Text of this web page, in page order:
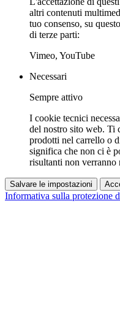
altri contenuti
tuo consenso, su
di terze parti:
Vimeo, YouTube
Necessari
Sempre attivo
I cookie tecnici
del nostro sito web. Ti
prodotti nel carrello o
significa che non ci è
risultanti non verranno
Salvare le impostazioni
Informativa sulla protezione